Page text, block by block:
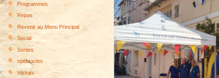
Programmes
Repas
Revenir au Menu Principal
Social
Sorties
spectacles
Vitrines